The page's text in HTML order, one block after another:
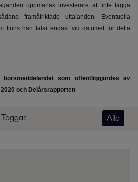
uppmanas investerare att inte lägga
framåtriktade uttalanden. Eventuella
finns häri talar endast vid datumet för detta
börsmeddelandet som offentliggjordes av
och Delårsrapporten
Taggar Alla